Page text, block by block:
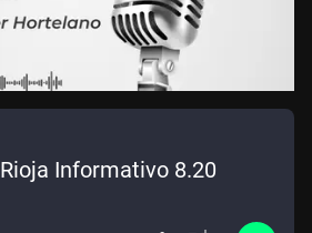
Informativo 8.20